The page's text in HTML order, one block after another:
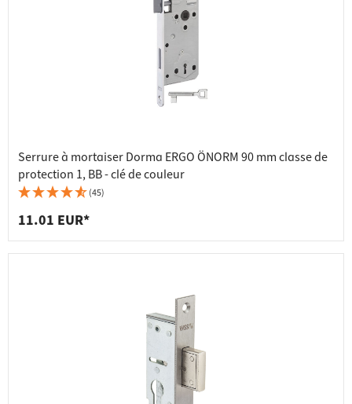
Serrure à mortaiser Dorma ERGO ÖNORM 90 mm classe de
protection 1, BB - clé de couleur
(45)
11.01 EUR*